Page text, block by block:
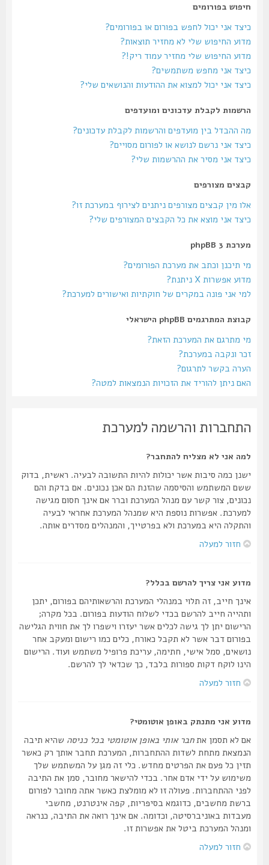
חיפוש בפורומים
כיצד אני יכול לחפש בפורום או בפורומים?
מדוע החיפוש שלי לא מחזיר תוצאות?
מדוע החיפוש שלי מחזיר עמוד ריק!?
כיצד אני מחפש משתמשים?
כיצד אני יכול למצוא את ההודעות והנושאים שלי?
הרשמות לקבלת עדכונים ומועדפים
מה ההבדל בין מועדפים והרשמות לקבלת עדכונים?
כיצד אני נרשם לנושא או לפורום מסויים?
כיצד אני מסיר את ההרשמות שלי?
קבצים מצורפים
אלו מין קבצים מצורפים ניתנים לצירוף במערכת זו?
כיצד אני מוצא את כל הקבצים המצורפים שלי?
מערכת phpBB 3
מי תיכנן וכתב את מערכת הפורומים?
מדוע אפשרות X ניתנת?
למי אני פונה במקרים של חוקתיות ואישורים למערכת?
קבוצת המתרגמים phpBB הישראלי
מי מתרגם את המערכת הזאת?
זכר ונקבה במערכת?
הערה בקשר לתרגום?
האם ניתן להוריד את הזכויות הנמצאות למטה?
התחברות והרשמה למערכת
למה אני לא מצליח להתחבר?
ישנן כמה סיבות אשר יכולות להיות התשובה לבעיה. ראשית, בדוק
ששם המשתמש והסיסמה שהזנת הם אכן נכונים. אם בדקת והם
נכונים, צור קשר עם מנהל המערכת וברר אם אינך חסום מגישה
למערכת. אפשרות נוספת היא שמנהל המערכת אחראי לבעיה
והתקלה היא במערכת ולא בפרטייך, והמנהלים מסדרים אותה.
חזור למעלה
מדוע אני צריך להרשם בכלל?
אינך חייב, זה תלוי במנהלי המערכת והרשאותיהם בפורום, יתכן
ותהייה חייב להרשם בכדי לשלוח הודעות בפורום. בכל מקרה;
הרישום יתן לך גישה לכלים אשר יעזרו וישפרו לך את חווית הגלישה
בפורום דבר אשר לא תקבל כאורח, כלים כמו רישום ומעקב אחר
נושאים, סמל אישי, חתימה, עריכת פרופיל משתמש ועוד. הרישום
הינו לוקח דקות ספורות בלבד, כך שכדאי לך להרשם.
חזור למעלה
מדוע אני מתנתק באופן אוטומטי?
אם לא תסמן אתחבר אותי באופן אוטומטי בכל כניסהשהיא תיבה
הנמצאת מתחת לשדות ההתחברות, המערכת תחבר אותך רק כאשר
תזין כל פעם את הפרטים מחדש. כלי זה מגן על המשתמש שלך
משימוש על ידי אדם אחר. בכדי להישאר מחובר, סמן את התיבה
לפני ההתחברות. פעולה זו לא מומלצת כאשר אתה מחובר לפורום
ברשת מחשבים, כדוגמא בסיפריות, קפה אינטרנט, מחשבי
מעבדות באוניברסיטה, וכדומה. אם אינך רואה את התיבה, כנראה
ומנהל המערכת ביטל את אפשרות זו.
חזור למעלה